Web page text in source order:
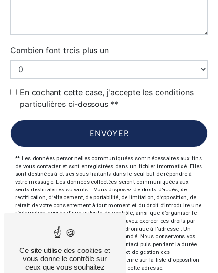
Combien font trois plus un
En cochant cette case, j'accepte les conditions
particulières ci-dessous **
ENVOYER
** Les données personnelles communiquées sont nécessaires aux fins
de vous contacter et sont enregistrées dans un fichier informatisé. Elles
sont destinées à et ses sous-traitants dans le seul but de répondre à
votre message. Les données collectées seront communiquées aux
seuls destinataires suivants: . Vous disposez de droits d’accès, de
rectification, d’effacement, de portabilité, de limitation, d’opposition, de
retrait de votre consentement à tout moment et du droit d’introduire une
réclamation auprès d’une autorité de contrôle, ainsi que d’organiser le
sort de vos données post-mortem. Vous pouvez exercer ces droits par
voie postale à l'adresse ou par courrier électronique à l'adresse . Un
justificatif d'identité pourra vous être demandé. Nous conservons vos
données pendant la période de prise de contact puis pendant la durée
de prescription légale aux fins probatoires et de gestion des
contentieux. Vous avez le droit de vous inscrire sur la liste d'opposition
au démarchage téléphonique, disponible à cette adresse:
Ce site utilise des cookies et
vous donne le contrôle sur
ceux que vous souhaitez